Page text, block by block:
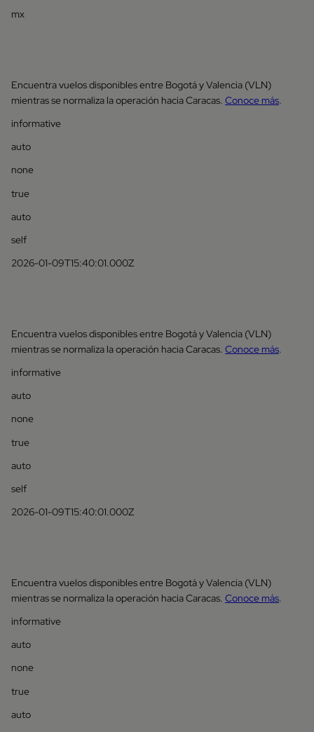
mx
Encuentra vuelos disponibles entre Bogotá y Valencia (VLN)
mientras se normaliza la operación hacia Caracas. Conoce más.
informative
auto
none
true
auto
self
2026-01-09T15:40:01.000Z
Encuentra vuelos disponibles entre Bogotá y Valencia (VLN)
mientras se normaliza la operación hacia Caracas. Conoce más.
informative
auto
none
true
auto
self
2026-01-09T15:40:01.000Z
Encuentra vuelos disponibles entre Bogotá y Valencia (VLN)
mientras se normaliza la operación hacia Caracas. Conoce más.
informative
auto
none
true
auto